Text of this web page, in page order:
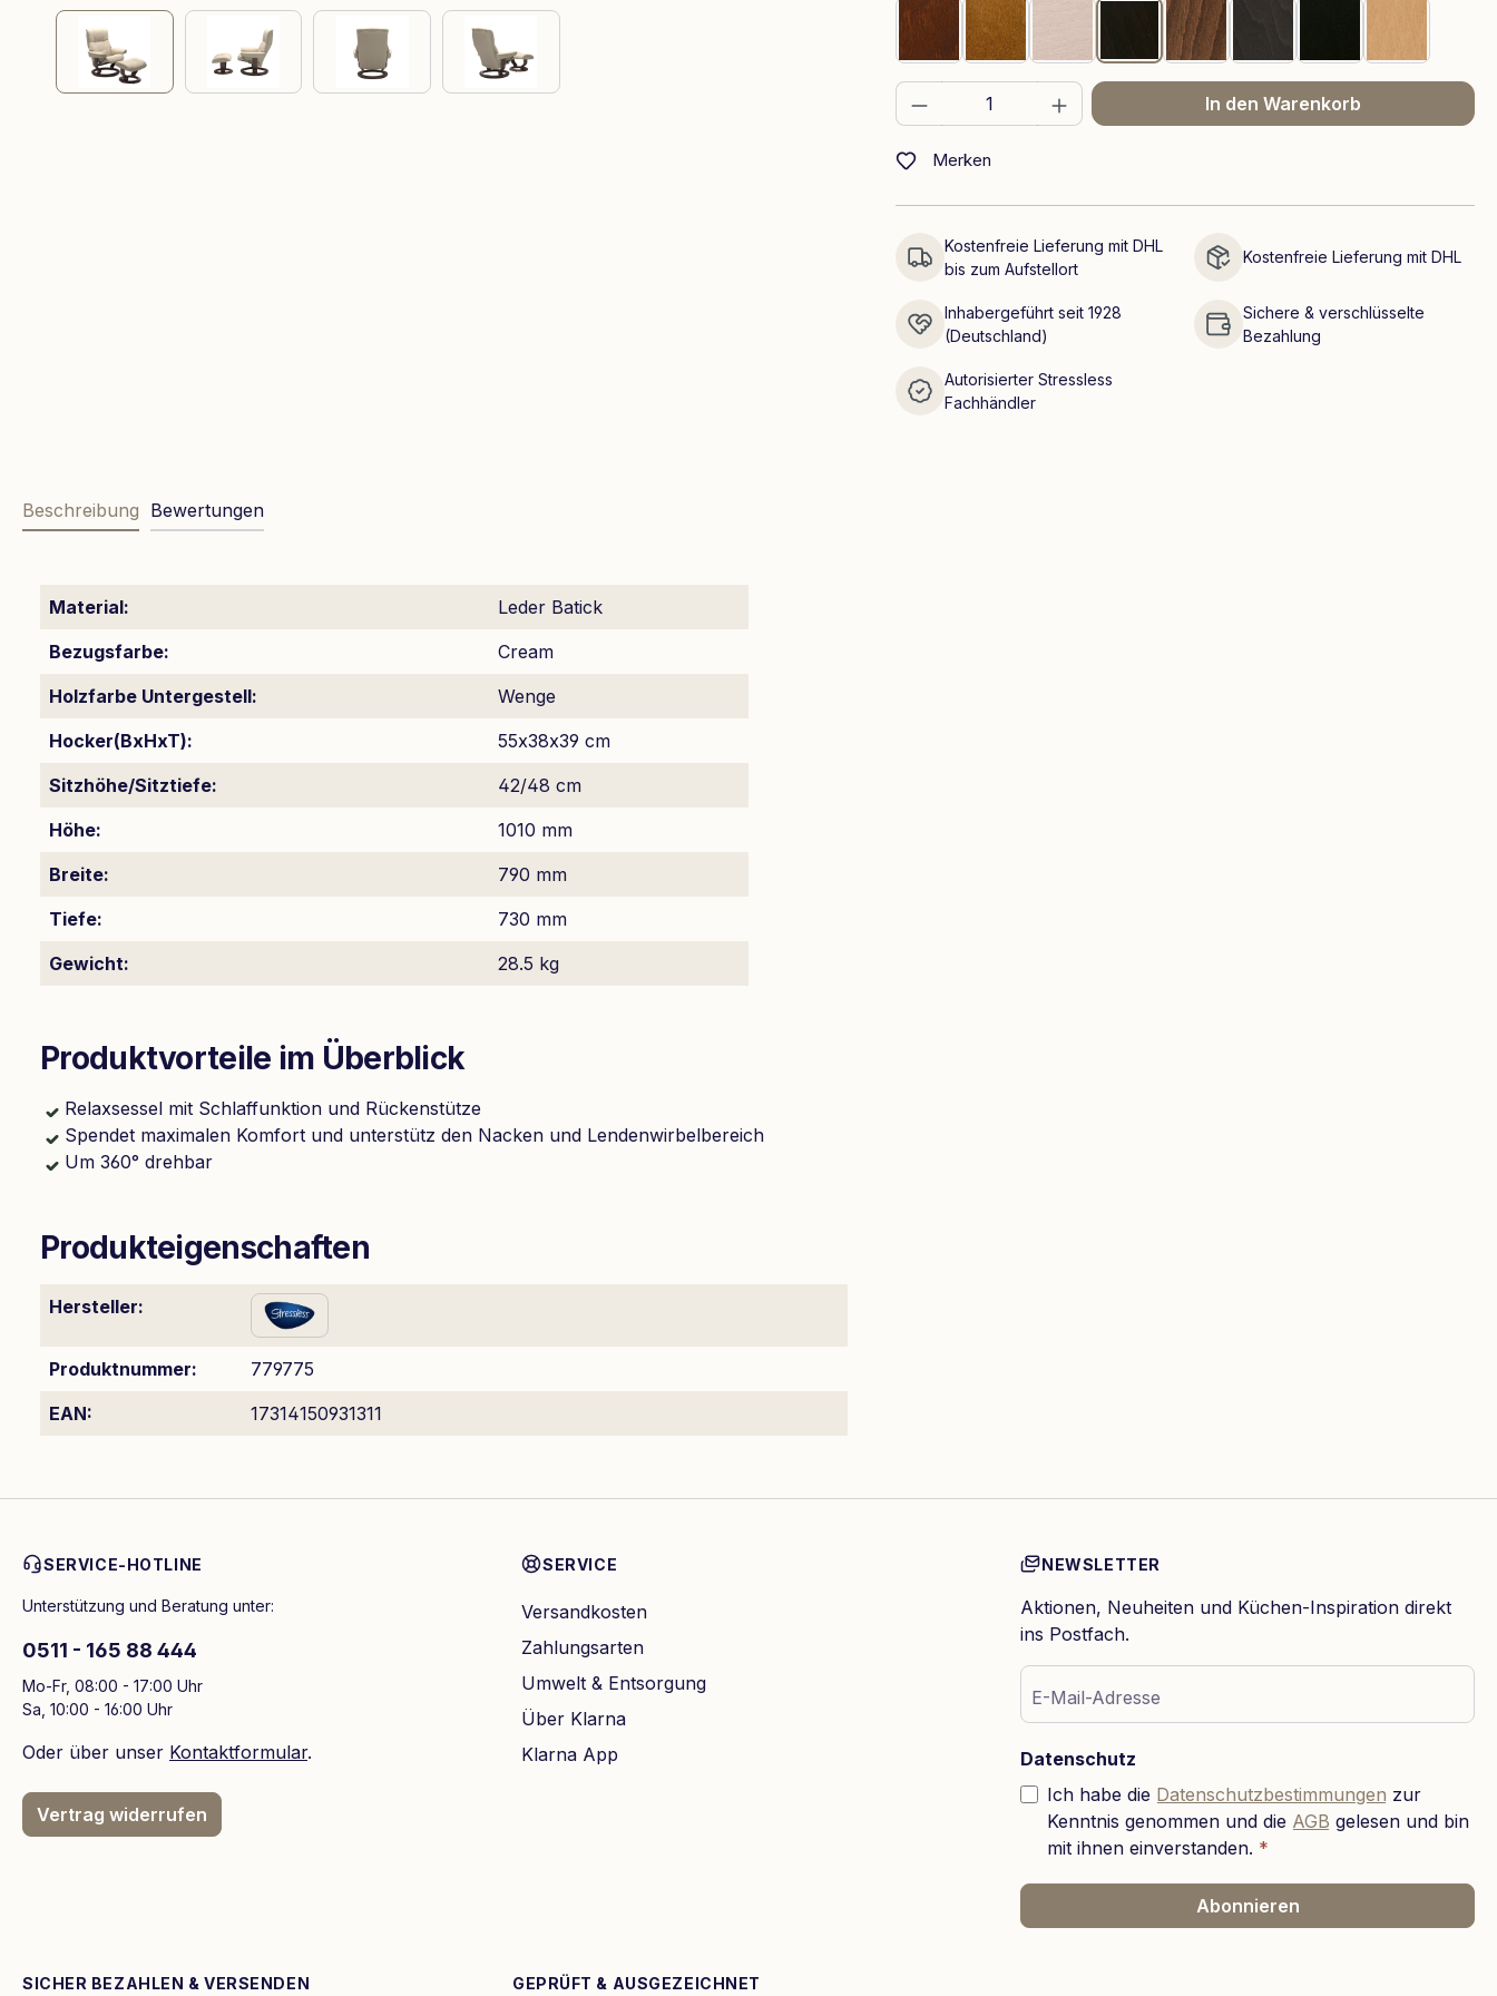
Braun Teak Wenge Walnuss Eiche
Produkt Anzahl: Gib den gewünschten Wert
In den Warenkorb
Merken
Kostenfreie Lieferung mit DHL
bis zum Aufstellort
Kostenfreie Lieferung mit DHL
Inhabergeführt seit 1928
(Deutschland)
Sichere & verschlüsselte
Bezahlung
Autorisierter Stressless
Fachhändler
Beschreibung Bewertungen
Material:
Leder Batick
Bezugsfarbe:
Cream
Holzfarbe Untergestell:
Wenge
Hocker(BxHxT):
55x38x39 cm
Sitzhöhe/Sitztiefe:
42/48 cm
Höhe:
1010 mm
Breite:
790 mm
Tiefe:
730 mm
Gewicht:
28.5 kg
Produktvorteile im Überblick
Relaxsessel mit Schlaffunktion und Rückenstütze
Spendet maximalen Komfort und unterstütz den Nacken und Lendenwirbelbereich
Um 360° drehbar
Produkteigenschaften
Hersteller:
Produktnummer:
779775
EAN:
17314150931311
SERVICE-HOTLINE
Unterstützung und Beratung unter:
0511 - 165 88 444
Mo-Fr, 08:00 - 17:00 Uhr
Sa, 10:00 - 16:00 Uhr
Oder über unser Kontaktformular.
Vertrag widerrufen
SERVICE
Versandkosten
Zahlungsarten
Umwelt & Entsorgung
Über Klarna
Klarna App
NEWSLETTER
Aktionen, Neuheiten und Küchen-Inspiration direkt
ins Postfach.
E-Mail-Adresse
Datenschutz
Ich habe die Datenschutzbestimmungen zur
Kenntnis genommen und die AGB gelesen und bin
mit ihnen einverstanden. *
Abonnieren
SICHER BEZAHLEN & VERSENDEN GEPRÜFT & AUSGEZEICHNET